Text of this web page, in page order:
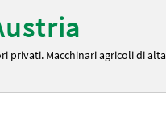
privati. Macchinari agricoli di alta